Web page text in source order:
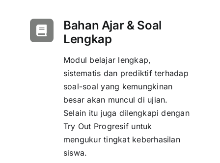
Bahan Ajar & Soal
Lengkap
Modul belajar lengkap,
sistematis dan prediktif terhadap
soal-soal yang kemungkinan
besar akan muncul di ujian.
Selain itu juga dilengkapi dengan
Try Out Progresif untuk
mengukur tingkat keberhasilan
siswa.